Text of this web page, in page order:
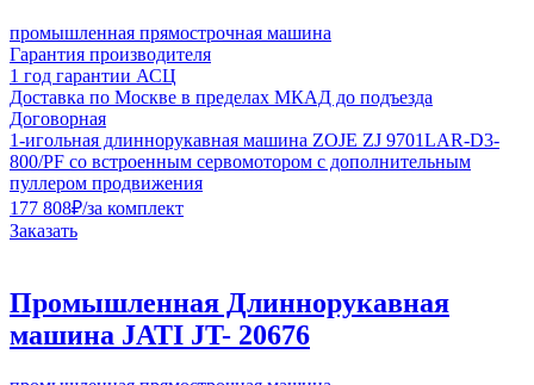
промышленная прямострочная машина
Гарантия производителя
1 год гарантии АСЦ
Доставка по Москве в пределах МКАД до подъезда
Договорная
1-игольная длиннорукавная машина ZOJE ZJ 9701LAR-D3-
800/PF со встроенным сервомотором с дополнительным
пуллером продвижения
177 808₽/за комплект
Заказать
Промышленная Длиннорукавная
машина JATI JT- 20676